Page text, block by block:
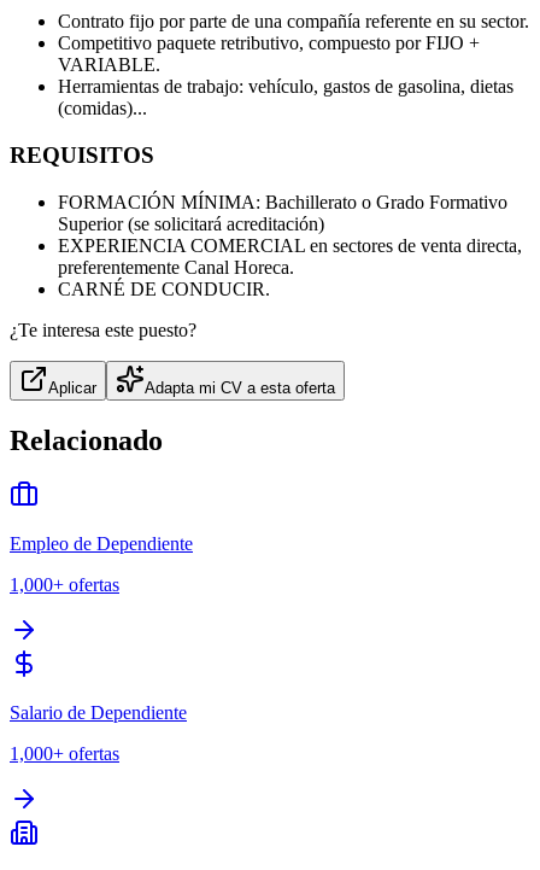
Contrato fijo por parte de una compañía referente en su sector.
Competitivo paquete retributivo, compuesto por FIJO +
VARIABLE.
Herramientas de trabajo: vehículo, gastos de gasolina, dietas
(comidas)...
REQUISITOS
FORMACIÓN MÍNIMA: Bachillerato o Grado Formativo
Superior (se solicitará acreditación)
EXPERIENCIA COMERCIAL en sectores de venta directa,
preferentemente Canal Horeca.
CARNÉ DE CONDUCIR.
¿Te interesa este puesto?
Aplicar Adapta mi CV a esta oferta
Relacionado
Empleo de Dependiente
1,000+ ofertas
Salario de Dependiente
1,000+ ofertas